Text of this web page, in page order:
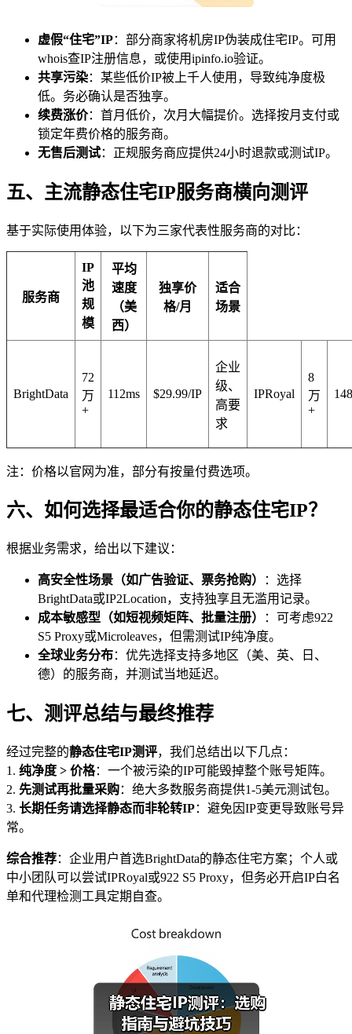
虚假“住宅”IP：部分商家将机房IP伪装成住宅IP。可用
whois查IP注册信息，或使用ipinfo.io验证。
共享污染：某些低价IP被上千人使用，导致纯净度极
低。务必确认是否独享。
续费涨价：首月低价，次月大幅提价。选择按月支付或
锁定年费价格的服务商。
无售后测试：正规服务商应提供24小时退款或测试IP。
五、主流静态住宅IP服务商横向测评
基于实际使用体验，以下为三家代表性服务商的对比：
服务商
IP
池
规
模
平均
速度
（美
西）
独享价
格/月
适合
场景
BrightData
72
万
+
112ms $29.99/IP
企业
级、
高要
求
IPRoyal
8
万
+
注：价格以官网为准，部分有按量付费选项。
六、如何选择最适合你的静态住宅IP？
根据业务需求，给出以下建议：
高安全性场景（如广告验证、票务抢购）
：选择
BrightData或IP2Location，支持独享且无滥用记录。
成本敏感型（如短视频矩阵、批量注册）
：可考虑922
S5 Proxy或Microleaves，但需测试IP纯净度。
全球业务分布：优先选择支持多地区（美、英、日、
德）的服务商，并测试当地延迟。
七、测评总结与最终推荐
经过完整的静态住宅IP测评，我们总结出以下几点：
1. 纯净度 > 价格：一个被污染的IP可能毁掉整个账号矩阵。
2. 先测试再批量采购：绝大多数服务商提供1-5美元测试包。
3. 长期任务请选择静态而非轮转IP：避免因IP变更导致账号异
常。
综合推荐：企业用户首选BrightData的静态住宅方案；个人或
中小团队可以尝试IPRoyal或922 S5 Proxy，但务必开启IP白名
单和代理检测工具定期自查。